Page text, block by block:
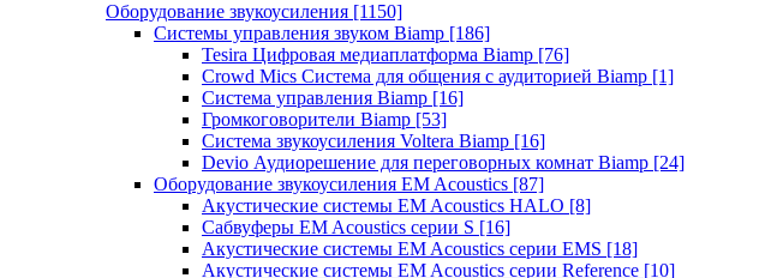
Оборудование звукоусиления [1150]
Системы управления звуком Biamp [186]
Tesira Цифровая медиаплатформа Biamp [76]
Crowd Mics Система для общения с аудиторией Biamp [1]
Система управления Biamp [16]
Громкоговорители Biamp [53]
Система звукоусиления Voltera Biamp [16]
Devio Аудиорешение для переговорных комнат Biamp [24]
Оборудование звукоусиления EM Acoustics [87]
Акустические системы EM Acoustics HALO [8]
Сабвуферы EM Acoustics серии S [16]
Акустические системы EM Acoustics серии EMS [18]
Акустические системы EM Acoustics серии Reference [10]